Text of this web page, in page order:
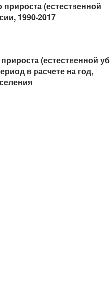
(естественной
1990-2017
прироста (естественной
в расчете на год,